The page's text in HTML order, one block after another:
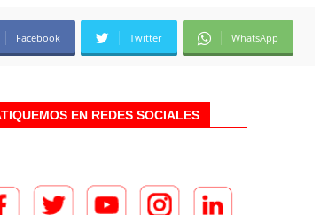
Facebook Twitter WhatsApp
EN REDES SOCIALES